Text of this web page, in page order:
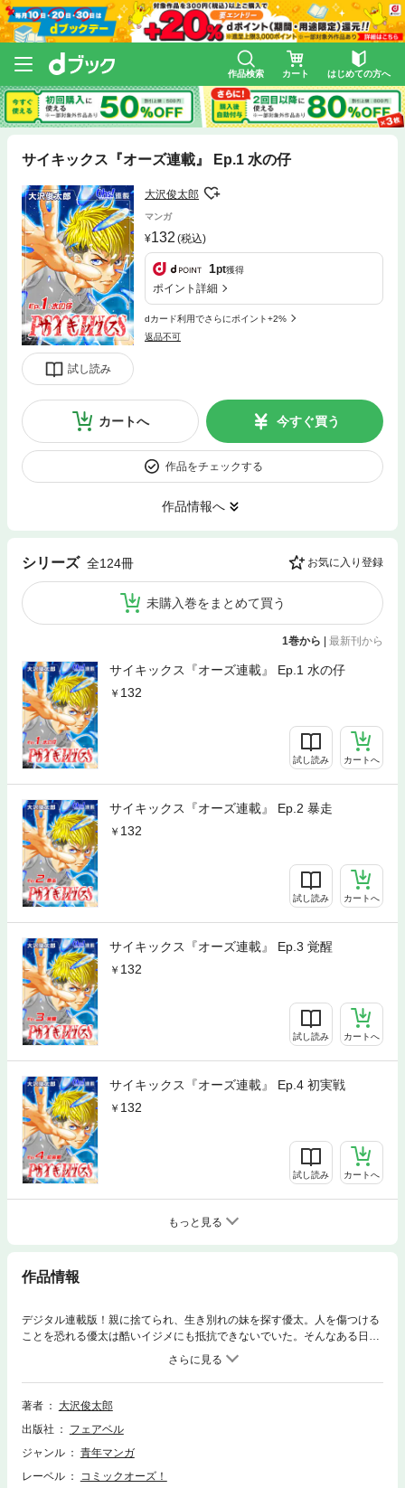
作品検索 カート はじめての方へ
サイキックス『オーズ連載』 Ep.1 水の仔
試し読み
大沢俊太郎
マンガ
132 (税込)
1pt獲得
ポイント詳細
dカード利用でさらにポイント+2%
返品不可
カートへ 今すぐ買う
作品をチェックする
作品情報へ
シリーズ 全124冊 お気に入り登録
未購入巻をまとめて買う
1巻から | 最新刊から
サイキックス『オーズ連載』 Ep.1 水の仔
132
試し読み カートへ
サイキックス『オーズ連載』 Ep.2 暴走
132
試し読み カートへ
サイキックス『オーズ連載』 Ep.3 覚醒
132
試し読み カートへ
サイキックス『オーズ連載』 Ep.4 初実戦
132
試し読み カートへ
もっと見る
作品情報
デジタル連載版！親に捨てられ、生き別れの妹を探す優太。人を傷つける
ことを恐れる優太は酷いイジメにも抵抗できないでいた。そんなある日、
転校生の伊達と出会い、衝撃的な「能力」の存在を知る！人類有史以来、
歴史の陰で暗躍してきた「超能力者（サイキック）」たちの地獄のサバイ
バルバトル第1話！
著者
大沢俊太郎
出版社
フェアベル
ジャンル
青年マンガ
レーベル
コミックオーズ！